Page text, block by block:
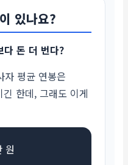
있나요?
다 돈 더 번다?
자 평균 연봉은
한데, 그래도 이게
원